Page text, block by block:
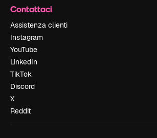
Contattaci
Assistenza clienti
Instagram
YouTube
LinkedIn
TikTok
Discord
X
Reddit